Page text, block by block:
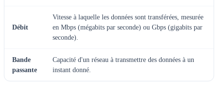
Débit
Vitesse à laquelle les données sont transférées, mesurée
en Mbps (mégabits par seconde) ou Gbps (gigabits par
seconde).
Bande
passante
Capacité d'un réseau à transmettre des données à un
instant donné.